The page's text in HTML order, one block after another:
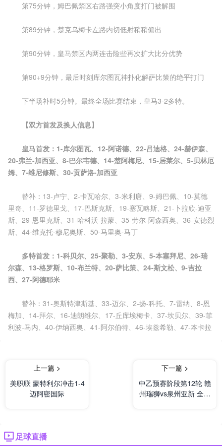
第75分钟，姆巴佩禁区右路强突小角度打门被解围
第89分钟，楚克乌梅卡左路内切低射稍稍偏出
第90分钟，皇马禁区内两连击险些再次扩大比分优势
第90+9分钟，最后时刻库尔图瓦神扑化解萨比策的绝平打门
下半场补时5分钟。最终全场比赛结束，皇马3-2多特。
【双方首发及换人信息】
皇马首发：1-库尔图瓦、12-阿诺德、22-吕迪格、24-赫伊森、
20-弗兰-加西亚、8-巴尔韦德、14-楚阿梅尼、15-居莱尔、5-贝林厄
姆、7-维尼修斯、30-贡萨洛-加西亚
替补：13-卢宁、2-卡瓦哈尔、3-米利唐、9-姆巴佩、10-莫德
里奇、11-罗德里戈、17-巴斯克斯、19-塞瓦略斯、21-卜拉欣-迪亚
斯、29-恩里克斯、31-哈科沃-拉蒙、35-劳尔-阿森西奥、36-安德烈
斯、44-维克托-穆尼奥斯、50-马里奥-马丁
多特首发：1-科贝尔、25-聚勒、3-安东、5-本塞拜尼、26-瑞
尔森、13-格罗斯、10-布兰特、20-萨比策、24-斯文松、9-吉拉
西、27-阿德耶米
替补：31-奥斯特津斯基、33-迈尔、2-扬-科托、7-雷纳、8-恩
梅加、14-拜尔、16-迪朗维尔、17-丘库埃梅卡、37-坎贝尔、39-菲
利波-马内、40-伊纳西奥、41-阿尔伯特、46-埃兹希勒、47-本卡拉
上一篇 >
美职联 蒙特利尔冲击1-4
迈阿密国际
下一篇 >
中乙预赛阶段第12轮 赣
州瑞狮vs泉州亚新 全场
足球直播